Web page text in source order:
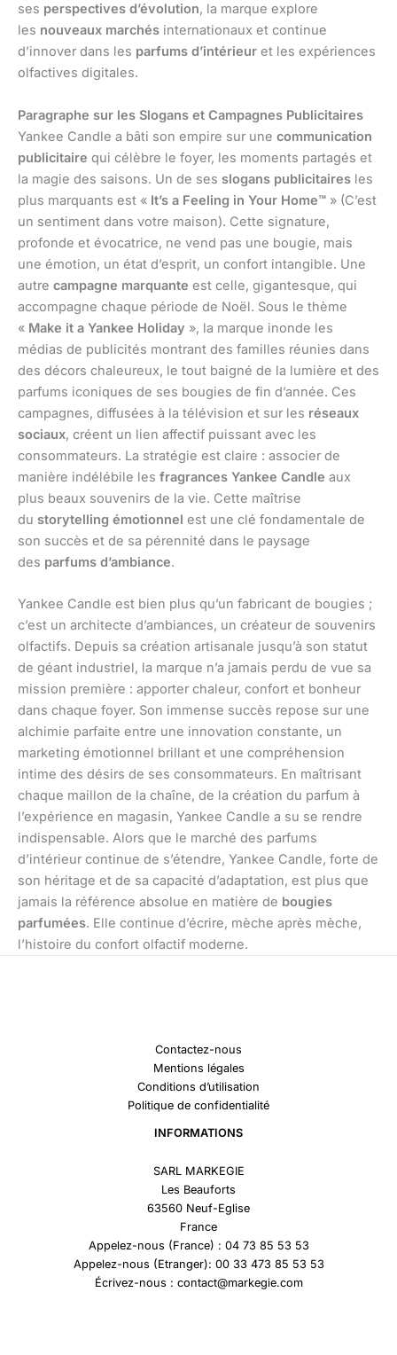
ses perspectives d’évolution, la marque explore
les nouveaux marchés internationaux et continue
d’innover dans les parfums d’intérieur et les expériences
olfactives digitales.
Paragraphe sur les Slogans et Campagnes Publicitaires
Yankee Candle a bâti son empire sur une communication
publicitaire qui célèbre le foyer, les moments partagés et
la magie des saisons. Un de ses slogans publicitaires les
plus marquants est « It’s a Feeling in Your Home™ » (C’est
un sentiment dans votre maison). Cette signature,
profonde et évocatrice, ne vend pas une bougie, mais
une émotion, un état d’esprit, un confort intangible. Une
autre campagne marquante est celle, gigantesque, qui
accompagne chaque période de Noël. Sous le thème
« Make it a Yankee Holiday », la marque inonde les
médias de publicités montrant des familles réunies dans
des décors chaleureux, le tout baigné de la lumière et des
parfums iconiques de ses bougies de fin d’année. Ces
campagnes, diffusées à la télévision et sur les réseaux
sociaux, créent un lien affectif puissant avec les
consommateurs. La stratégie est claire : associer de
manière indélébile les fragrances Yankee Candle aux
plus beaux souvenirs de la vie. Cette maîtrise
du storytelling émotionnel est une clé fondamentale de
son succès et de sa pérennité dans le paysage
des parfums d’ambiance.
Yankee Candle est bien plus qu’un fabricant de bougies ;
c’est un architecte d’ambiances, un créateur de souvenirs
olfactifs. Depuis sa création artisanale jusqu’à son statut
de géant industriel, la marque n’a jamais perdu de vue sa
mission première : apporter chaleur, confort et bonheur
dans chaque foyer. Son immense succès repose sur une
alchimie parfaite entre une innovation constante, un
marketing émotionnel brillant et une compréhension
intime des désirs de ses consommateurs. En maîtrisant
chaque maillon de la chaîne, de la création du parfum à
l’expérience en magasin, Yankee Candle a su se rendre
indispensable. Alors que le marché des parfums
d’intérieur continue de s’étendre, Yankee Candle, forte de
son héritage et de sa capacité d’adaptation, est plus que
jamais la référence absolue en matière de bougies
parfumées. Elle continue d’écrire, mèche après mèche,
l’histoire du confort olfactif moderne.
Contactez-nous
Mentions légales
Conditions d’utilisation
Politique de confidentialité
INFORMATIONS
SARL MARKEGIE
Les Beauforts
63560 Neuf-Eglise
France
Appelez-nous (France) : 04 73 85 53 53
Appelez-nous (Etranger): 00 33 473 85 53 53
Écrivez-nous : contact@markegie.com